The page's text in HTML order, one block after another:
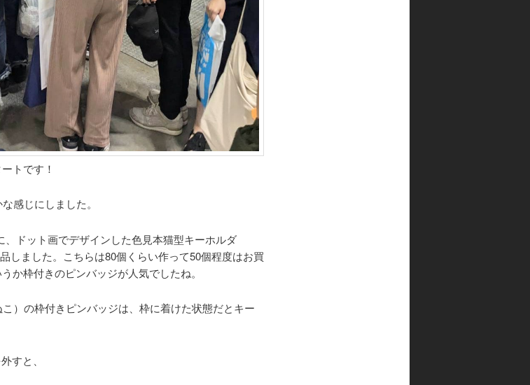
トです！
感じにしました。
、ドット画でデザインした色見本猫型キーホルダ
しました。こちらは80個くらい作って50個程度はお買
か枠付きのピンバッジが人気でしたね。
）の枠付きピンバッジは、枠に着けた状態だとキー
すと、